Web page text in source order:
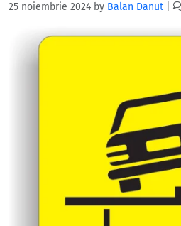
25 noiembrie 2024 by Balan Danut